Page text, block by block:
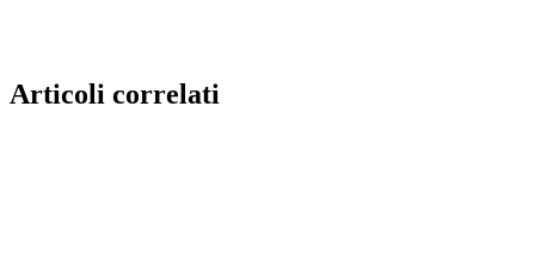
Articoli correlati